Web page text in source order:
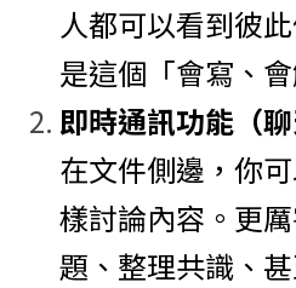
人都可以看到彼
是這個「會寫、
即時通訊功能（聊
在文件側邊，你
樣討論內容。更
題、整理共識、